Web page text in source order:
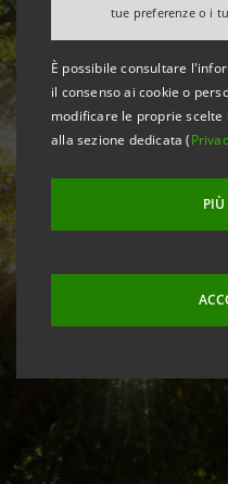
tue preferenze o i
È possibile consultare
il consenso ai cookie o
modificare le proprie
alla sezione dedicata (